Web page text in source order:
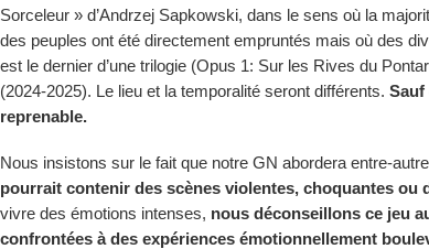
Sorceleur » d’Andrzej Sapkowski, dans le sens où la
des peuples ont été directement empruntés mais où des
est le dernier d’une trilogie (Opus 1: Sur les Rives du
(2024-2025). Le lieu et la temporalité seront différents. Sauf
reprenable.
Nous insistons sur le fait que notre GN abordera entre-
pourrait contenir des scènes violentes, choquantes ou
vivre des émotions intenses, nous déconseillons ce jeu
confrontées à des expériences émotionnellement